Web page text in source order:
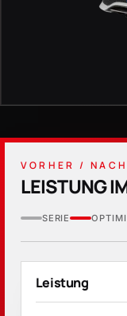
VORHER /
LEISTUNG
SERIE
Leistung